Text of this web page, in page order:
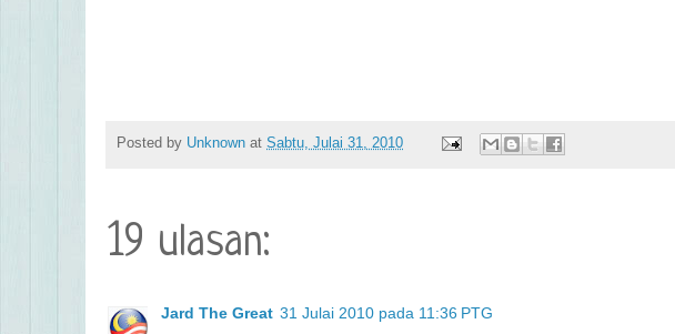
Posted by Unknown at Sabtu, Julai 31, 2010
19 ulasan:
Jard The Great 31 Julai 2010 pada 11:36 PTG